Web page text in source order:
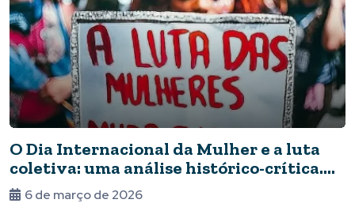
O Dia Internacional da Mulher e a luta
coletiva: uma análise histórico-crítica.
Por Julia Malanchen
6 de março de 2026